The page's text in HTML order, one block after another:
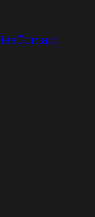
Contact